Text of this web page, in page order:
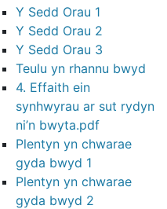
Y Sedd Orau 1
Y Sedd Orau 2
Y Sedd Orau 3
Teulu yn rhannu bwyd
4. Effaith ein
synhwyrau ar sut rydyn
ni’n bwyta.pdf
Plentyn yn chwarae
gyda bwyd 1
Plentyn yn chwarae
gyda bwyd 2